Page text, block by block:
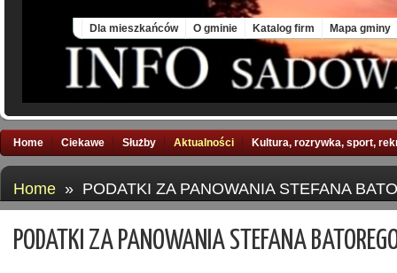
Dla mieszkańców O gminie Katalog firm Mapa gminy
Home Ciekawe Służby Aktualności Kultura, rozrywka, sport,
Home » PODATKI ZA PANOWANIA STEFANA
PODATKI ZA PANOWANIA STEFANA